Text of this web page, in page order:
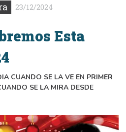
23/12/2024
Esta
CUANDO SE LA VE EN PRIMER
SE LA MIRA DESDE